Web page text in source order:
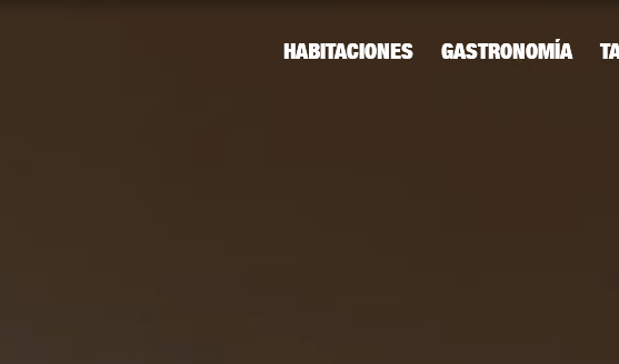
HABITACIONES GASTRONOMÍA